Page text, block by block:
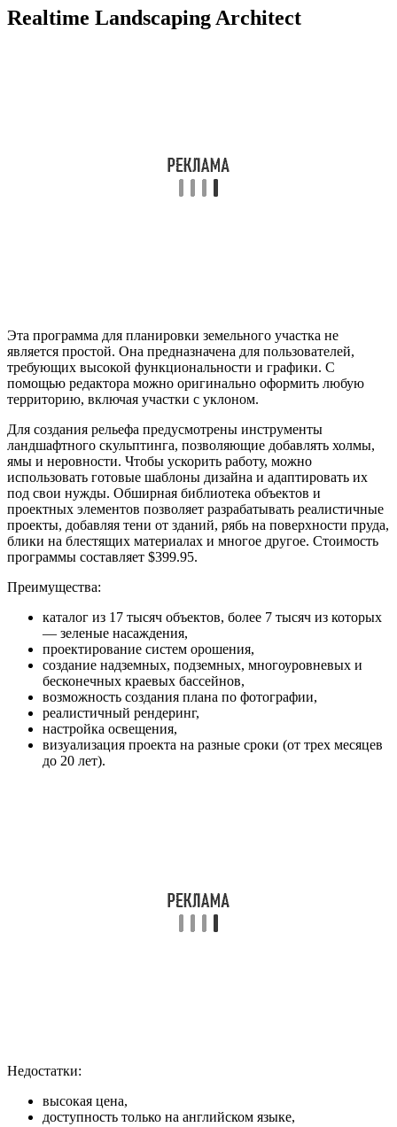
Realtime Landscaping Architect
Эта программа для планировки земельного участка не
является простой. Она предназначена для пользователей,
требующих высокой функциональности и графики. С
помощью редактора можно оригинально оформить любую
территорию, включая участки с уклоном.
Для создания рельефа предусмотрены инструменты
ландшафтного скульптинга, позволяющие добавлять холмы,
ямы и неровности. Чтобы ускорить работу, можно
использовать готовые шаблоны дизайна и адаптировать их
под свои нужды. Обширная библиотека объектов и
проектных элементов позволяет разрабатывать реалистичные
проекты, добавляя тени от зданий, рябь на поверхности пруда,
блики на блестящих материалах и многое другое. Стоимость
программы составляет $399.95.
Преимущества:
каталог из 17 тысяч объектов, более 7 тысяч из которых
— зеленые насаждения,
проектирование систем орошения,
создание надземных, подземных, многоуровневых и
бесконечных краевых бассейнов,
возможность создания плана по фотографии,
реалистичный рендеринг,
настройка освещения,
визуализация проекта на разные сроки (от трех месяцев
до 20 лет).
Недостатки:
высокая цена,
доступность только на английском языке,